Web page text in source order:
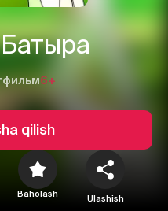
6+
qilish
Baholash Ulashish
2 3
Tizimga kirish